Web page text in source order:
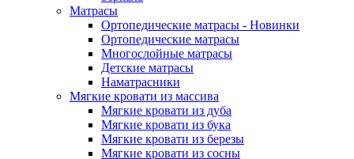
Матрасы
Ортопедические матрасы - Новинки
Ортопедические матрасы
Многослойные матрасы
Детские матрасы
Наматрасники
Мягкие кровати из массива
Мягкие кровати из дуба
Мягкие кровати из бука
Мягкие кровати из березы
Мягкие кровати из сосны